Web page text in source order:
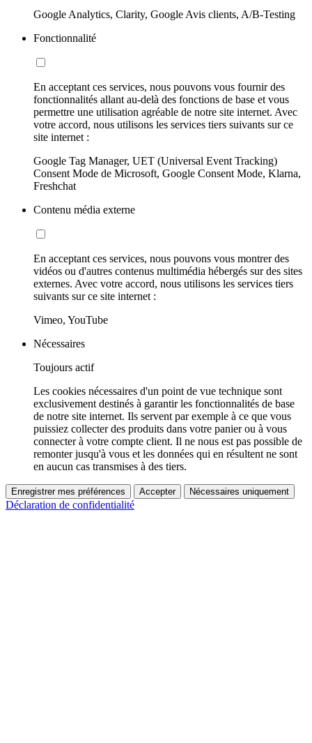
Google Analytics, Clarity, Google Avis clients, A/B-Testing
Fonctionnalité
En acceptant ces services, nous pouvons vous fournir des
fonctionnalités allant au-delà des fonctions de base et vous
permettre une utilisation agréable de notre site internet. Avec
votre accord, nous utilisons les services tiers suivants sur ce
site internet :
Google Tag Manager, UET (Universal Event Tracking)
Consent Mode de Microsoft, Google Consent Mode, Klarna,
Freshchat
Contenu média externe
En acceptant ces services, nous pouvons vous montrer des
vidéos ou d'autres contenus multimédia hébergés sur des sites
externes. Avec votre accord, nous utilisons les services tiers
suivants sur ce site internet :
Vimeo, YouTube
Nécessaires
Toujours actif
Les cookies nécessaires d'un point de vue technique sont
exclusivement destinés à garantir les fonctionnalités de base
de notre site internet. Ils servent par exemple à ce que vous
puissiez collecter des produits dans votre panier ou à vous
connecter à votre compte client. Il ne nous est pas possible de
remonter jusqu'à vous et les données qui en résultent ne sont
en aucun cas transmises à des tiers.
Enregistrer mes préférences Accepter Nécessaires uniquement
Déclaration de confidentialité